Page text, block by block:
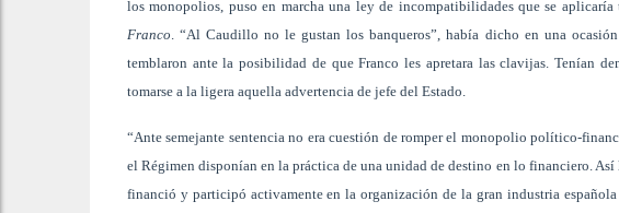
los monopolios, puso en marcha una ley de incompatibilidades que se
Franco. “Al Caudillo no le gustan los banqueros”, había dicho en una
temblaron ante la posibilidad de que Franco les apretara las clavijas. Tenían
tomarse a la ligera aquella advertencia de jefe del Estado.
“Ante semejante sentencia no era cuestión de romper el monopolio político-
el Régimen disponían en la práctica de una unidad de destino en lo financiero.
financió y participó activamente en la organización de la gran industria